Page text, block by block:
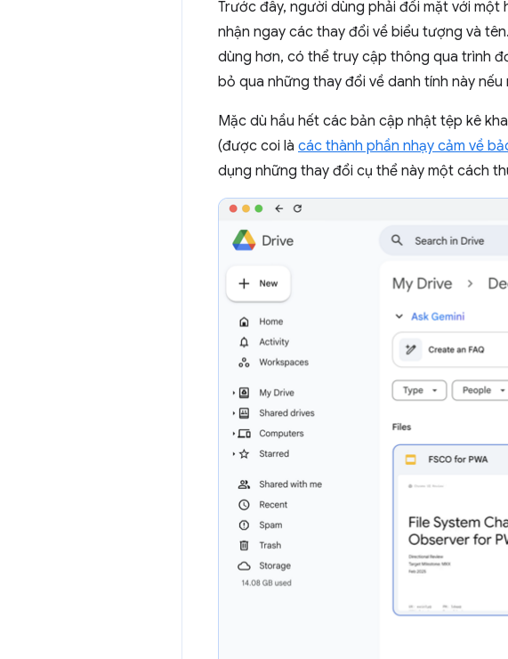
Trước đây, người dùng phải đối mặt với
nhận ngay các thay đổi về biểu tượng và
dùng hơn, có thể truy cập thông qua trình
bỏ qua những thay đổi về danh tính này nếu
Mặc dù hầu hết các bản cập nhật tệp kê
(được coi là các thành phần nhạy cảm về
dụng những thay đổi cụ thể này một cách